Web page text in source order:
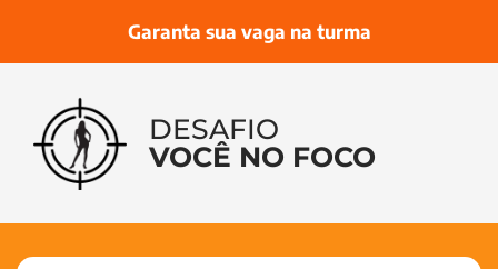
Garanta sua vaga na turma
DESAFIO
VOCÊ NO FOCO